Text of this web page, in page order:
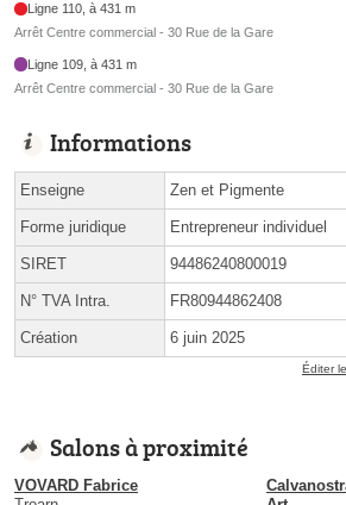
Ligne 110, à 431 m
Arrêt Centre commercial - 30 Rue de la Gare
Ligne 109, à 431 m
Arrêt Centre commercial - 30 Rue de la Gare
Informations
Enseigne Zen et Pigmente
Forme juridique Entrepreneur individuel
SIRET 94486240800019
N° TVA Intra. FR80944862408
Création 6 juin 2025
Éditer
Salons à proximité
VOVARD Fabrice